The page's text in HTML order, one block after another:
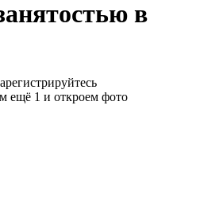
в
ещё 1 и откроем фото